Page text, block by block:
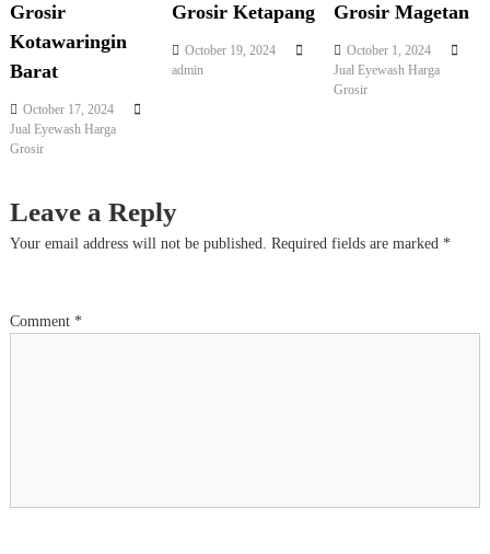
v
i
g
t
o
Grosir
Kotawaringin
Barat
October 17, 2024
Jual Eyewash Harga
Grosir
Grosir Ketapang
October 19, 2024
admin
Grosir Magetan
October 1, 2024
Jual Eyewash Harga
Grosir
Leave a Reply
Your email address will not be published. Required fields are marked *
Comment *